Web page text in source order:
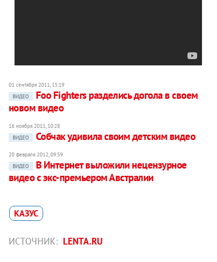
01 сентября 2011, 15:19
ВИДЕО
Foo Fighters разделись догола в своем
новом видео
16 ноября 2011, 10:28
ВИДЕО
Собчак удивила своим детским видео
20 февраля 2012, 09:59
ВИДЕО
В Интернет выложили нецензурное
видео с экс-премьером Австралии
КАЗУС
ИСТОЧНИК: LENTA.RU